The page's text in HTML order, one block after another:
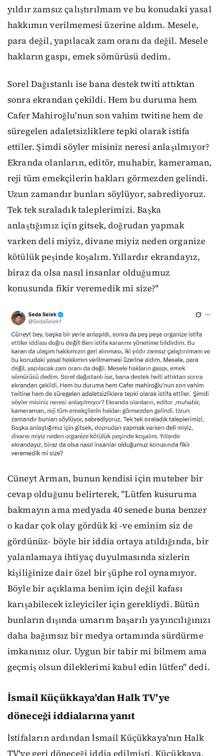
yıldır zamsız çalıştırılmam ve bu konudaki yasal
hakkımın verilmemesi üzerine aldım. Mesele,
para değil, yapılacak zam oranı da değil. Mesele
hakların gaspı, emek sömürüsü dedim.
Sorel Dağıstanlı ise bana destek twiti attıktan
sonra ekrandan çekildi. Hem bu duruma hem
Cafer Mahiroğlu'nun son vahim twitine hem de
süregelen adaletsizliklere tepki olarak istifa
ettiler. Şimdi söyler misiniz neresi anlaşılmıyor?
Ekranda olanların, editör, muhabir, kameraman,
reji tüm emekçilerin hakları görmezden gelindi.
Uzun zamandır bunları söylüyor, sabrediyoruz.
Tek tek sıraladık taleplerimizi. Başka
anlaştığımız için gitsek, doğrudan yapmak
varken deli miyiz, divane miyiz neden organize
kötülük peşinde koşalım. Yıllardır ekrandayız,
biraz da olsa nasıl insanlar olduğumuz
konusunda fikir veremedik mi size?"
Cüneyt Arman, bunun kendisi için muteber bir
cevap olduğunu belirterek, "Lütfen kusuruma
bakmayın ama medyada 40 senede buna benzer
o kadar çok olay gördük ki -ve eminim siz de
gördünüz- böyle bir iddia ortaya atıldığında, bir
yalanlamaya ihtiyaç duyulmasında sizlerin
kişiliğinize dair özel bir şüphe rol oynamıyor.
Böyle bir açıklama benim için değil kafası
karışabilecek izleyiciler için gerekliydi. Bütün
bunların dışında umarım başarılı yayıncılığınızı
daha bağımsız bir medya ortamında sürdürme
imkanınız olur. Uygun bir tabir mi bilmem ama
geçmiş olsun dileklerimi kabul edin lütfen" dedi.
İsmail Küçükkaya'dan Halk TV'ye
döneceği iddialarına yanıt
İstifaların ardından İsmail Küçükkaya'nın Halk